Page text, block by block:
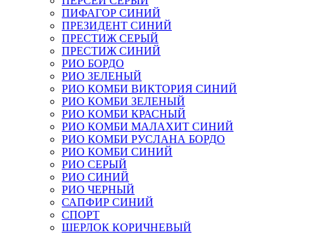
ПИФАГОР СИНИЙ
ПРЕЗИДЕНТ СИНИЙ
ПРЕСТИЖ СЕРЫЙ
ПРЕСТИЖ СИНИЙ
РИО БОРДО
РИО ЗЕЛЕНЫЙ
РИО КОМБИ ВИКТОРИЯ СИНИЙ
РИО КОМБИ ЗЕЛЕНЫЙ
РИО КОМБИ КРАСНЫЙ
РИО КОМБИ МАЛАХИТ СИНИЙ
РИО КОМБИ РУСЛАНА БОРДО
РИО КОМБИ СИНИЙ
РИО СЕРЫЙ
РИО СИНИЙ
РИО ЧЕРНЫЙ
САПФИР СИНИЙ
СПОРТ
ШЕРЛОК КОРИЧНЕВЫЙ